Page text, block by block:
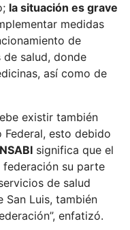
la situación es grave
medidas
de
salud, donde
así como de
existir también
esto debido
significa que el
su parte
de salud
San Luis, también
enfatizó.